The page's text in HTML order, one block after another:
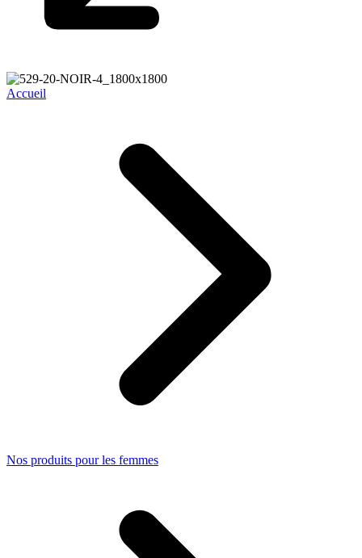
Accueil
Nos produits pour les femmes